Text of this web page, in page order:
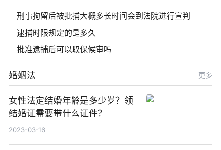
刑事拘留后被批捕大概多长时间会到法院进行宣判
逮捕时限规定的是多久
批准逮捕后可以取保候审吗
婚姻法 更多
女性法定结婚年龄是多少岁？领
结婚证需要带什么证件？
2023-03-16